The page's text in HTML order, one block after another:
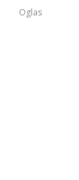
Oglas